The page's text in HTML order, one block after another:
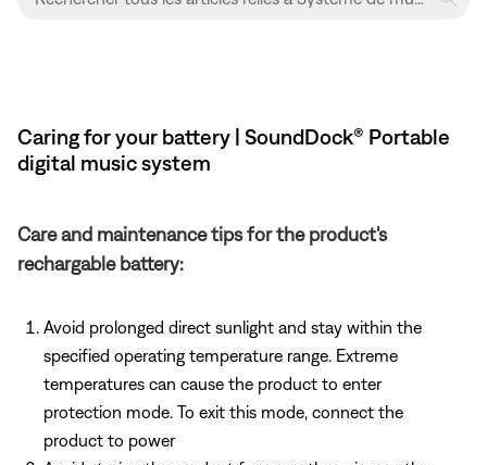
Caring for your battery | SoundDock® Portable
digital music system
Care and maintenance tips for the product's
rechargable battery:
Avoid prolonged direct sunlight and stay within the
specified operating temperature range. Extreme
temperatures can cause the product to enter
protection mode. To exit this mode, connect the
product to power